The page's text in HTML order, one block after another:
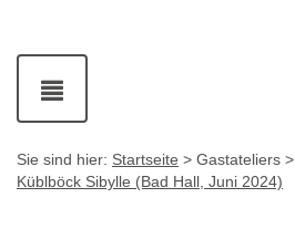
Navigation
ein-
und
Sie sind hier: Startseite > Gastateliers >
Küblböck Sibylle (Bad Hall, Juni 2024)